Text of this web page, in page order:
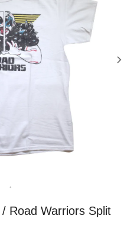
Road Warriors Split